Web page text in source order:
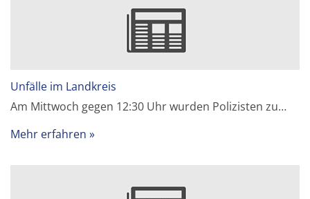
Unfälle im Landkreis
Am Mittwoch gegen 12:30 Uhr wurden Polizisten zu…
Mehr erfahren